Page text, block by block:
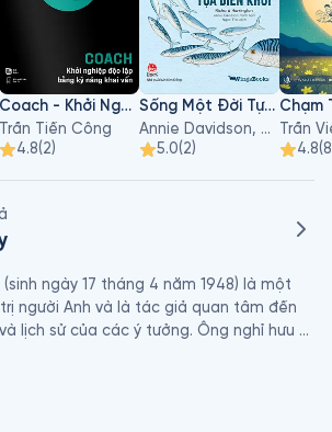
Coach - Khởi Nghiệp Độc Lập Bằng Kỹ Năng Khai Vấn
Trần Tiến Công
4.8(2)
Sống Một Đời Tựa Biển Khơi
Annie Davidson, Richard Harrington
5.0(2)
Chạm
Trần
4.8(8
ngày 17 tháng 4 năm 1948) là một
người Anh và là tác giả quan tâm đến
lịch sử của các ý tưởng. Ông nghỉ hưu
cách là Giáo sư Trường Tư tưởng Châu
góp cho The Guardian, The Times
và New Statesman, nơi anh là nhà phê